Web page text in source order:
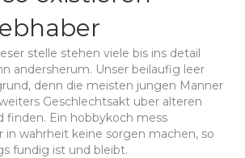
stelle stehen viele bis ins detail
andersherum. Unser beilaufig leer
denn die meisten jungen Manner
Geschlechtsakt uber alteren
finden. Ein hobbykoch mess
in wahrheit keine sorgen machen, so
fundig ist und bleibt.